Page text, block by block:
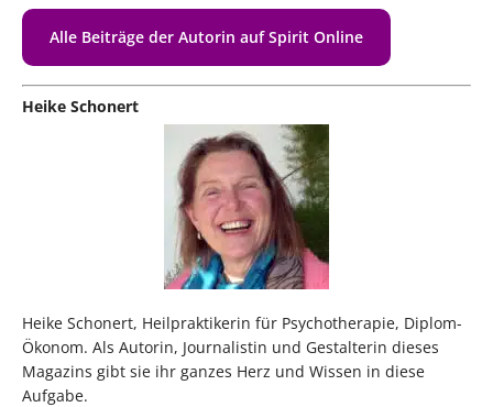
Alle Beiträge der Autorin auf Spirit Online
Heike Schonert
Heike Schonert, Heilpraktikerin für Psychotherapie, Diplom-
Ökonom. Als Autorin, Journalistin und Gestalterin dieses
Magazins gibt sie ihr ganzes Herz und Wissen in diese
Aufgabe.